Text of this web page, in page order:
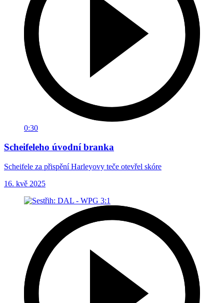
0:30
Scheifeleho úvodní branka
Scheifele za přispění Harleyovy teče otevřel skóre
16. kvě 2025